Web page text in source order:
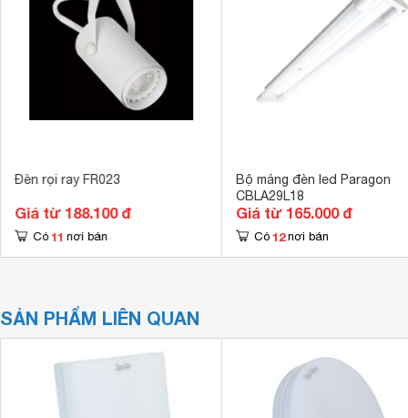
Đèn rọi ray FR023
Giá từ 188.100 đ
Có 11 nơi bán
Bộ máng đèn led Paragon
CBLA29L18
Giá từ 165.000 đ
Có 12 nơi bán
SẢN PHẨM LIÊN QUAN